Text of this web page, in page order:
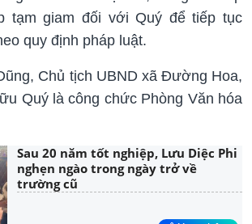
tạm giam đối với Quý để tiếp tục
quy định pháp luật.
Chủ tịch UBND xã Đường Hoa,
Quý là công chức Phòng Văn hóa
Sau 20 năm tốt nghiệp, Lưu Diệc Phi
nghẹn ngào trong ngày trở về
trường cũ